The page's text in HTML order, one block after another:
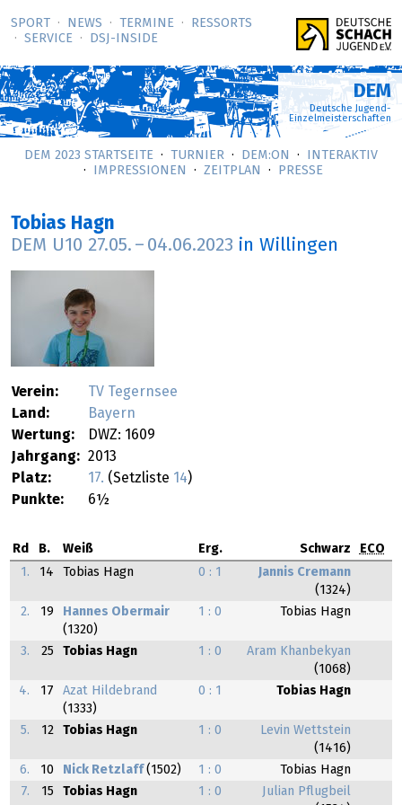
SPORT NEWS TERMINE
RESSORTS
SERVICE
DSJ-­INSIDE
DEM
Deutsche Jugend-
Einzelmeisterschaften
DEM 2023 STARTSEITE TURNIER DEM:ON
INTERAKTIV
IMPRESSIONEN
ZEITPLAN PRESSE
Tobias Hagn
DEM U10 27.05. – 04.06.2023 in Willingen
Verein:
TV Tegernsee
Land:
Bayern
Wertung:
DWZ: 1609
Jahrgang: 2013
Platz:
17. (Setzliste 14)
Punkte:
6½
Rd B. Weiß Erg. Schwarz
ECO
1.
14 Tobias Hagn 0 : 1
Jannis Cremann
(1324)
2.
19
Hannes Obermair
(1320)
1 : 0 Tobias Hagn
3. 25 Tobias Hagn 1 : 0
Aram Khanbekyan
(1068)
4.
17
Azat Hildebrand
(1333)
0 : 1 Tobias Hagn
5. 12 Tobias Hagn 1 : 0
Levin Wettstein
(1416)
6.
10 Nick Retzlaff (1502) 1 : 0
Tobias Hagn
7.
15 Tobias Hagn 1 : 0
Julian Pflugbeil